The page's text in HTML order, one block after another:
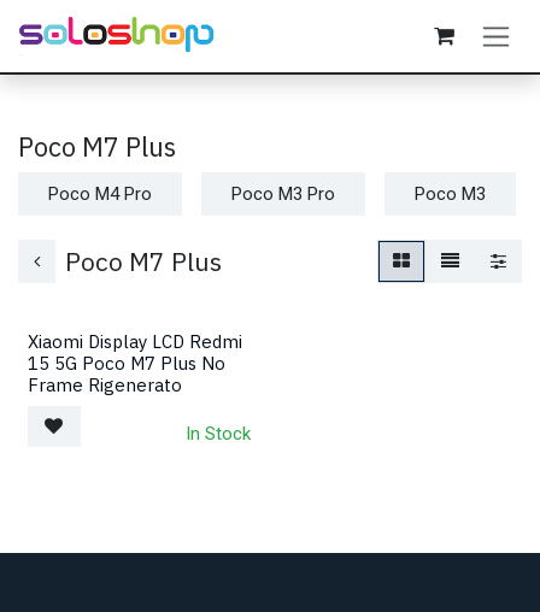
Passa al contenuto
Poco M7 Plus
Poco M4 Pro Poco M3 Pro Poco M3
Poco M7 Plus
Xiaomi Display LCD Redmi
15 5G Poco M7 Plus No
Frame Rigenerato
In Stock